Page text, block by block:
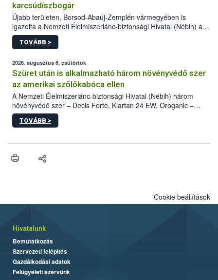
karcsúdíszbogár
Újabb területen, Borsod-Abaúj-Zemplén vármegyében is
igazolta a Nemzeti Élelmiszerlánc-biztonsági Hivatal (Nébih) a
kőrisrontó karcsúdíszbogár (Agrilus planipennis) jelenlétét. A
kártevőt nem csak színcsapdában találták meg, de már fertőzött
az intenzív felderítést, emellett az intézkedéseket a szlovák
hatósággal is összehangolják a terjedés megállítása érdekében.
TOVÁBB >
2026. augusztus 6, csütörtök
Szüret után is alkalmazható három növényvédő szer
az amerikai szőlőkabóca ellen
A Nemzeti Élelmiszerlánc-biztonsági Hivatal (Nébih) három
növényvédő szer – Decis Forte, Klartan 24 EW, Oroganic –
engedélyokiratát módosította, így azok a szüretet követően,
egészen a vesszőérettség (BBCH 91) stádiumáig
érésű szőlőkben is legyen lehetőség a károsító elleni további
felhasználók számára is elérhető és ökológiai termesztésben is
TOVÁBB >
Cookie beállítások
Hivatalunk
Bemutatkozás
Szervezeti felépítés
Gazdálkodási adatok
Felügyeleti szervünk